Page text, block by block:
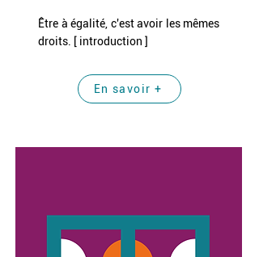
Être à égalité, c'est avoir les mêmes
droits. [ introduction ]
En savoir +